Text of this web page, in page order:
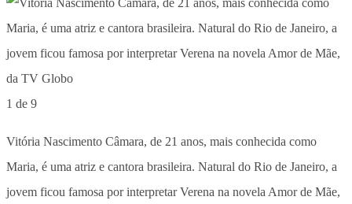
1 de 9
Vitória Nascimento Câmara, de 21 anos, mais conhecida como
Maria, é uma atriz e cantora brasileira. Natural do Rio de Janeiro, a
jovem ficou famosa por interpretar Verena na novela Amor de Mãe,